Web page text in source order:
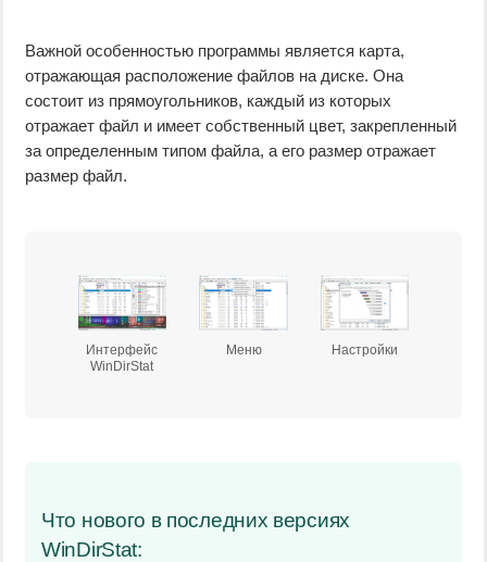
Важной особенностью программы является карта,
отражающая расположение файлов на диске. Она
состоит из прямоугольников, каждый из которых
отражает файл и имеет собственный цвет, закрепленный
за определенным типом файла, а его размер отражает
размер файл.
Интерфейс
WinDirStat
Меню Настройки
Что нового в последних версиях
WinDirStat: